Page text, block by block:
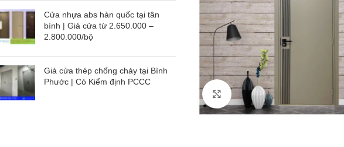
Cửa nhựa abs hàn quốc tại tân
bình | Giá cửa từ 2.650.000 –
2.800.000/bộ
Giá cửa thép chống cháy tại Bình
Phước | Có Kiểm định PCCC
Click to enlarge